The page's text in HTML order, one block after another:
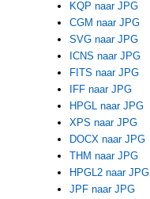
KQP naar JPG
CGM naar JPG
SVG naar JPG
ICNS naar JPG
FITS naar JPG
IFF naar JPG
HPGL naar JPG
XPS naar JPG
DOCX naar JPG
THM naar JPG
HPGL2 naar JPG
JPF naar JPG